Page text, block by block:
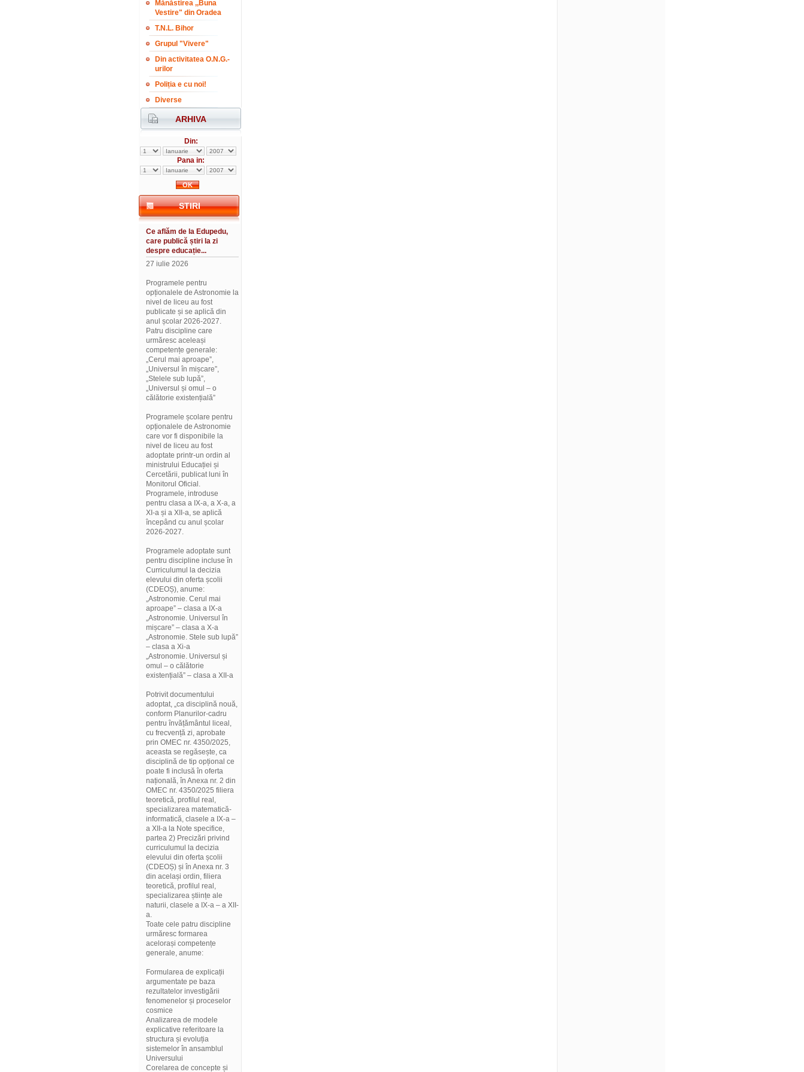
Mănăstirea ,,Buna
Vestire" din Oradea
T.N.L. Bihor
Grupul "Vivere"
Din activitatea O.N.G.-
urilor
Poliția e cu noi!
Diverse
ARHIVA
Din:
Pana in:
STIRI
Ce aflăm de la Edupedu,
care publică știri la zi
despre educație...
27 iulie 2026
Programele pentru
opționalele de Astronomie la
nivel de liceu au fost
publicate și se aplică din
anul școlar 2026-2027.
Patru discipline care
urmăresc aceleași
competențe generale:
„Cerul mai aproape”,
„Universul în mișcare”,
„Stelele sub lupă”,
„Universul și omul – o
călătorie existențială”
Programele școlare pentru
opționalele de Astronomie
care vor fi disponibile la
nivel de liceu au fost
adoptate printr-un ordin al
ministrului Educației și
Cercetării, publicat luni în
Monitorul Oficial.
Programele, introduse
pentru clasa a IX-a, a X-a, a
XI-a și a XII-a, se aplică
începând cu anul școlar
2026-2027.
Programele adoptate sunt
pentru discipline incluse în
Curriculumul la decizia
elevului din oferta școlii
(CDEOȘ), anume:
„Astronomie. Cerul mai
aproape” – clasa a IX-a
„Astronomie. Universul în
mișcare” – clasa a X-a
„Astronomie. Stele sub lupă”
– clasa a Xi-a
„Astronomie. Universul și
omul – o călătorie
existențială” – clasa a XII-a
Potrivit documentului
adoptat, „ca disciplină nouă,
conform Planurilor-cadru
pentru învățământul liceal,
cu frecvență zi, aprobate
prin OMEC nr. 4350/2025,
aceasta se regăsește, ca
disciplină de tip opțional ce
poate fi inclusă în oferta
națională, în Anexa nr. 2 din
OMEC nr. 4350/2025 filiera
teoretică, profilul real,
specializarea matematică-
informatică, clasele a IX-a –
a XII-a la Note specifice,
partea 2) Precizări privind
curriculumul la decizia
elevului din oferta școlii
(CDEOȘ) și în Anexa nr. 3
din același ordin, filiera
teoretică, profilul real,
specializarea științe ale
naturii, clasele a IX-a – a XII-
a.
Toate cele patru discipline
urmăresc formarea
acelorași competențe
generale, anume:
Formularea de explicații
argumentate pe baza
rezultatelor investigării
fenomenelor și proceselor
cosmice
Analizarea de modele
explicative referitoare la
structura și evoluția
sistemelor în ansamblul
Universului
Corelarea de concepte și